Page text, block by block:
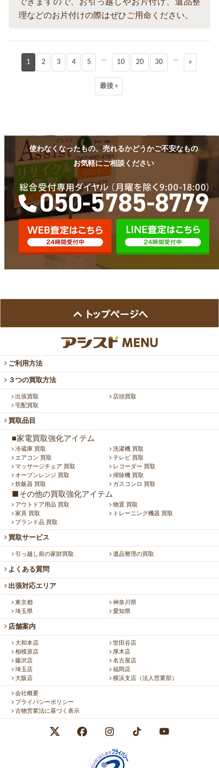
できますので、お引っ越しやお片付け、遺品整
理などのお片付けの際はぜひご用命ください。
1 2 3 4 5 ... 10 20 30 ... »
最後 »
使わなくなったもの、売れるかどうかご不安なもの
お気軽にご相談ください
ご利用方法
３つの買取方法
出張買取
店頭買取
宅配買取
買取品目
■家電買取強化アイテム
冷蔵庫 買取
洗濯機 買取
エアコン 買取
テレビ 買取
マッサージチェア 買取
レコーダー 買取
オーブンレンジ 買取
掃除機 買取
炊飯器 買取
ガスコンロ 買取
■その他の買取強化アイテム
アウトドア用品 買取
物置 買取
家具 買取
トレーニング機器 買取
ブランド品 買取
買取サービス
引っ越し前の家財買取 遺品整理の買取
よくある質問
出張対応エリア
東京都
神奈川県
埼玉県
愛知県
店舗案内
大和本店
世田谷店
相模原店
厚木店
藤沢店
名古屋店
埼玉店
福岡店
大阪店
横浜支店（法人営業部）
会社概要
プライバシーポリシー
古物営業法に基づく表示